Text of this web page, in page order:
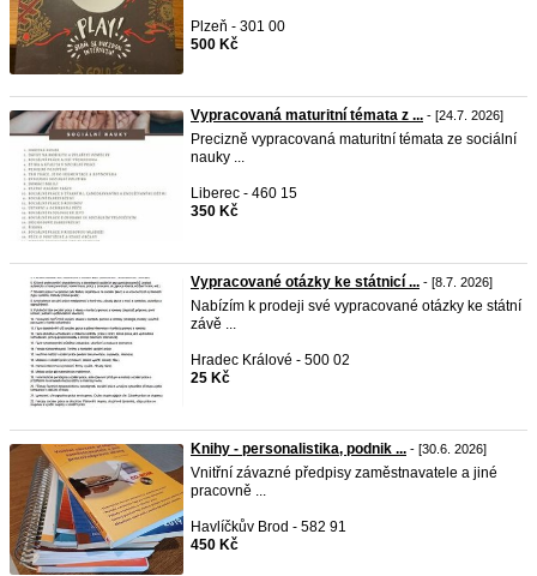
Plzeň - 301 00
500 Kč
Vypracovaná maturitní témata z ... - [24.7. 2026]
Precizně vypracovaná maturitní témata ze sociální
nauky ...
Liberec - 460 15
350 Kč
Vypracované otázky ke státnicí ... - [8.7. 2026]
Nabízím k prodeji své vypracované otázky ke státní
závě ...
Hradec Králové - 500 02
25 Kč
Knihy - personalistika, podnik ... - [30.6. 2026]
Vnitřní závazné předpisy zaměstnavatele a jiné
pracovně ...
Havlíčkův Brod - 582 91
450 Kč